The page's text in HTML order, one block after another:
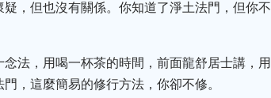
，但也沒有關係。你知道了淨土法門，但你不
法，用喝一杯茶的時間，前面龍舒居士講，用
，這麼簡易的修行方法，你卻不修。